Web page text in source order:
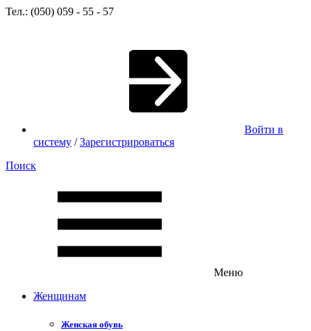
Тел.: (050) 059 - 55 - 57
Войти в
систему /Зарегистрироваться
Поиск
Меню
Женщинам
Женская обувь